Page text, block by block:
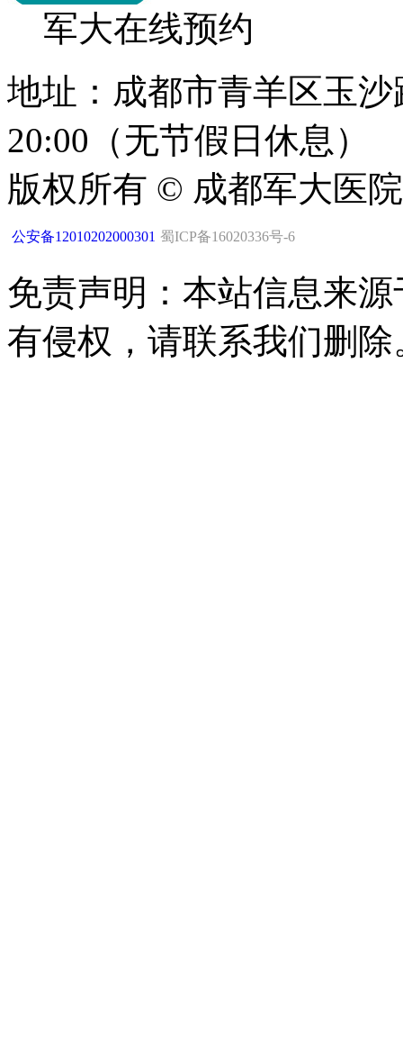
军大在线预约
地址：成都市青羊区玉
20:00（无节假日休息）
版权所有 © 成都军大医
公安备12010202000301 蜀ICP备16020336号-6
免责声明：本站信息来
有侵权，请联系我们删除